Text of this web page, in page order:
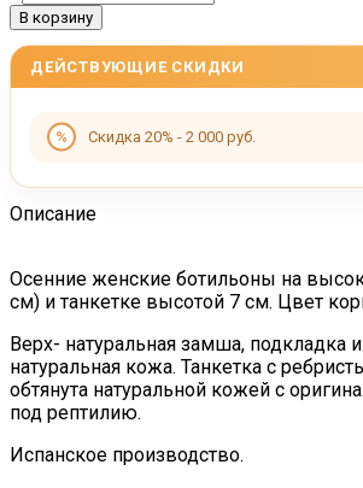
В корзину
ДЕЙСТВУЮЩИЕ СКИДКИ
Скидка 20% - 2 000 руб.
Описание
Осенние женские ботильоны на
см) и танкетке высотой 7 см. Цвет
Верх- натуральная замша, подкладка
натуральная кожа. Танкетка с
обтянута натуральной кожей с
под рептилию.
Испанское производство.